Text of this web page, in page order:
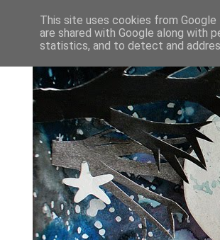
This site uses cookies from
are shared with Google along with
statistics, and to detect and